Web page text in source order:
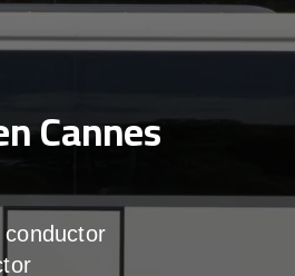
Cannes
conductor